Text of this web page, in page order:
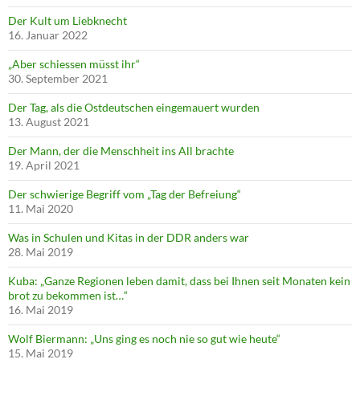
Der Kult um Liebknecht
16. Januar 2022
„Aber schiessen müsst ihr“
30. September 2021
Der Tag, als die Ostdeutschen eingemauert wurden
13. August 2021
Der Mann, der die Menschheit ins All brachte
19. April 2021
Der schwierige Begriff vom „Tag der Befreiung“
11. Mai 2020
Was in Schulen und Kitas in der DDR anders war
28. Mai 2019
Kuba: „Ganze Regionen leben damit, dass bei Ihnen seit Monaten kein
brot zu bekommen ist…“
16. Mai 2019
Wolf Biermann: „Uns ging es noch nie so gut wie heute“
15. Mai 2019